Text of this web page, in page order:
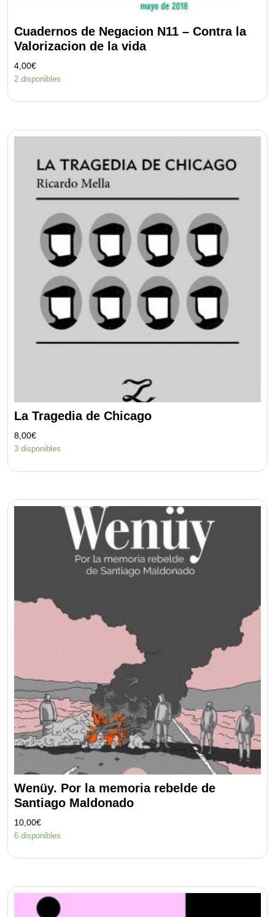
Cuadernos de Negacion N11 – Contra la
Valorizacion de la vida
4,00€
2 disponibles
La Tragedia de Chicago
8,00€
3 disponibles
Wenüy. Por la memoria rebelde de
Santiago Maldonado
10,00€
6 disponibles